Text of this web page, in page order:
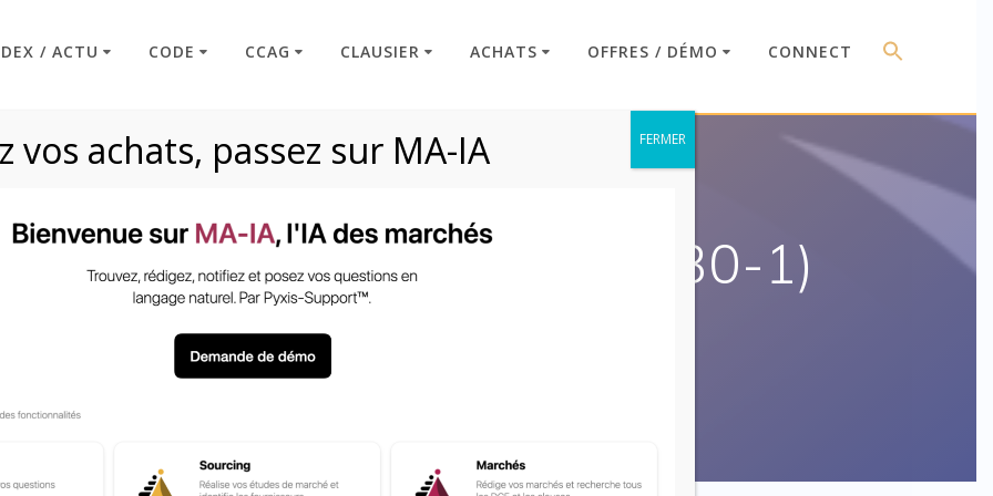
/ ACTU CODE CCAG CLAUSIER ACHATS OFFRES / DÉMO CONNECT
(Livre III – L1300 à L1330-1)
Code : Commande Publique
vos achats, passez sur MA-IA FERMER